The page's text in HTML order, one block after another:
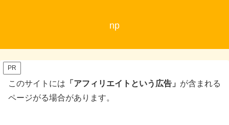
np
PR
このサイトには 「アフィリエイトという広告」 が含まれる
ページがる場合があります。